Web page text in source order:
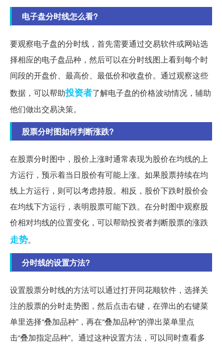
电子盘分时线怎么看?
要观察电子盘的分时线，首先需要通过交易软件或网站选
择相应的电子盘品种，然后可以在分时线图上看到每个时
间段的开盘价、最高价、最低价和收盘价。通过观察这些
数据，可以帮助投资者了解电子盘的价格波动情况，辅助
他们做出交易决策。
股票分时图如何判断涨跌?
在股票分时图中，股价上涨时通常表现为股价在均线的上
方运行，预示着当日股价有可能上涨。如果股票持续在均
线上方运行，则可以考虑持股。相反，股价下跌时股价会
在均线下方运行，表明股票可能下跌。在分时图中观察股
价相对均线的位置变化，可以帮助投资者判断股票的涨跌
走势。
分时线的设置方法?
设置股票分时线的方法可以通过打开同花顺软件，选择关
注的股票的分时走势图，然后点击右键，在弹出的右键菜
单里选择“叠加品种”，再在“叠加品种”的弹出菜单里点
击“叠加指定品种”。通过这种设置方法，可以同时查看多